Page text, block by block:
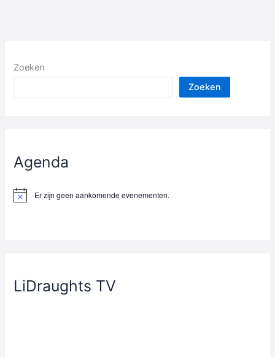
Zoeken
Zoeken
Agenda
B
Er zijn geen aankomende evenementen.
LiDraughts TV